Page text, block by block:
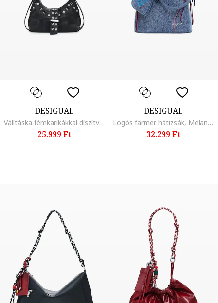
DESIGUAL
Válltáska fémkarikákkal díszítve, Fekete
25.999 Ft
DESIGUAL
Logós farmer hátizsák, Melange kék
32.299 Ft